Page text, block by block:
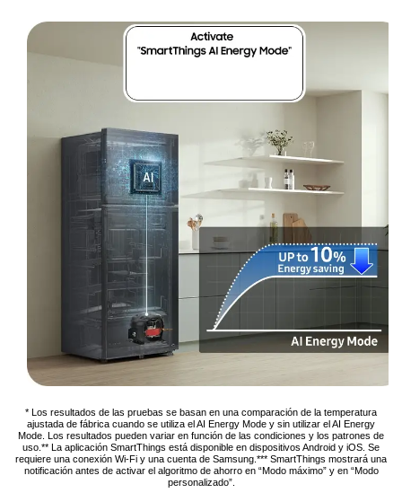
* Los resultados de las pruebas se basan en una comparación de la temperatura
ajustada de fábrica cuando se utiliza el AI Energy Mode y sin utilizar el AI Energy
Mode. Los resultados pueden variar en función de las condiciones y los patrones de
uso.** La aplicación SmartThings está disponible en dispositivos Android y iOS. Se
requiere una conexión Wi-Fi y una cuenta de Samsung.*** SmartThings mostrará una
notificación antes de activar el algoritmo de ahorro en “Modo máximo” y en “Modo
personalizado”.